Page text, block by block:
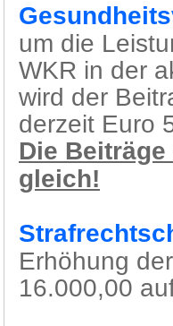
um die
WKR in der
wird der
derzeit Euro
Die
gleich!
Erhöhung
16.000,00